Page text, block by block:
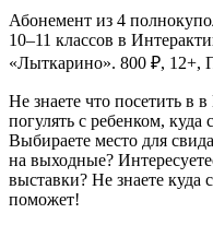
Абонемент из 4
10–11 классов в
«Лыткарино». 800 ₽, 12+,
Не знаете что посетить в
погулять с ребенком,
Выбираете место для
на выходные?
выставки? Не знаете куда
поможет!